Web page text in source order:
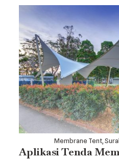
Membrane Tent,
Aplikasi Tenda